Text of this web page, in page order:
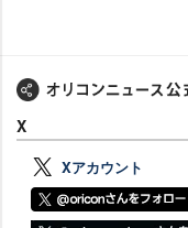
X
Xアカウント